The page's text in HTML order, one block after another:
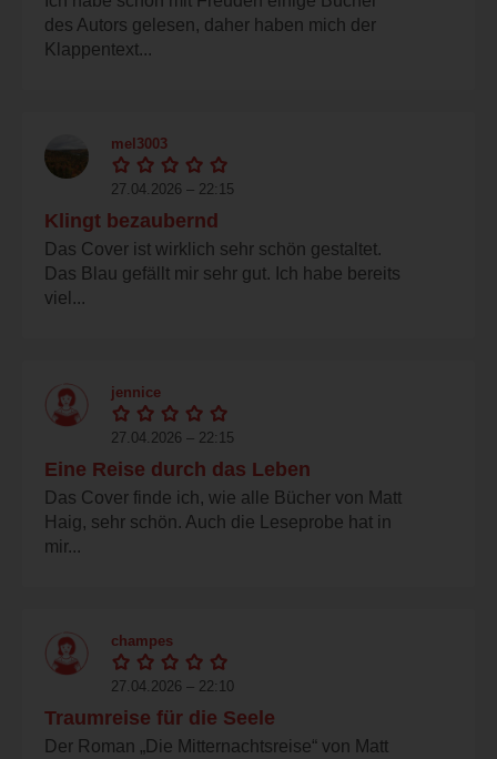
des Autors gelesen, daher haben mich der
Klappentext...
mel3003
27.04.2026 – 22:15
Klingt bezaubernd
Das Cover ist wirklich sehr schön gestaltet.
Das Blau gefällt mir sehr gut. Ich habe bereits
viel...
jennice
27.04.2026 – 22:15
Eine Reise durch das Leben
Das Cover finde ich, wie alle Bücher von Matt
Haig, sehr schön. Auch die Leseprobe hat in
mir...
champes
27.04.2026 – 22:10
Traumreise für die Seele
Der Roman „Die Mitternachtsreise“ von Matt